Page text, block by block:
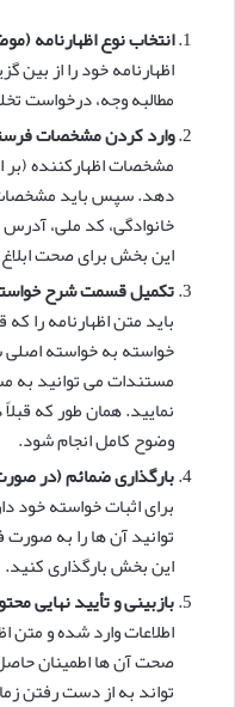
انتخاب نوع اظهارنامه
اظهارنامه خود را از بین
مطالبه وجه، درخواست
وارد کردن مشخصات
مشخصات اظهارکننده
دهد. سپس باید مشخصات
خانوادگی، کد ملی،
این بخش برای صحت
تکمیل قسمت شرح
باید متن اظهارنامه را
خواسته به خواسته
مستندات می توانید به
نمایید. همان طور که
وضوح کامل انجام شود.
بارگذاری ضمائم (در
برای اثبات خواسته خود
این بخش بارگذاری کنید.
بازبینی و تأیید نهایی
اطلاعات وارد شده و متن
صحت آن ها اطمینان
تواند به از دست رفتن